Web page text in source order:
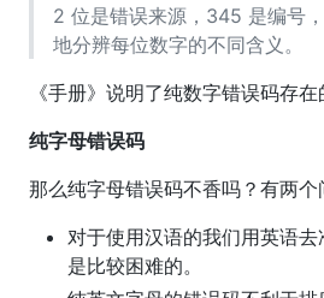
2 位是错误来源，345 是编号
地分辨每位数字的不同含义。
《手册》说明了纯数字错误码存在
纯字母错误码
那么纯字母错误码不香吗？有两个
对于使用汉语的我们用英语
是比较困难的。